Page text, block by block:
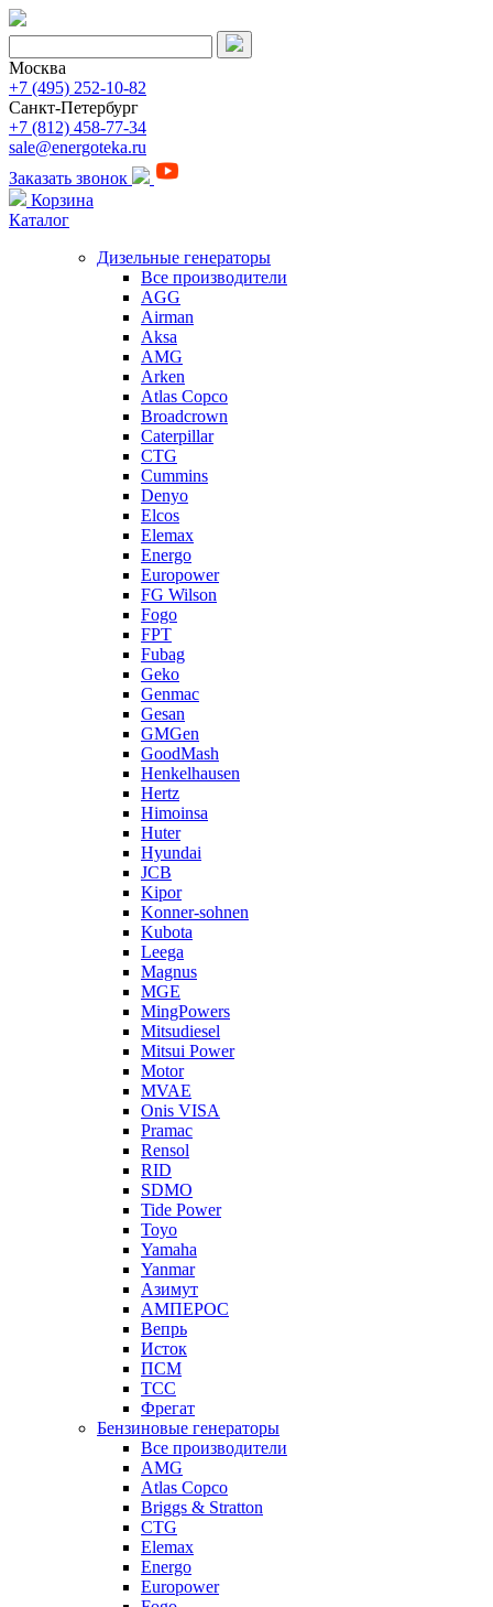
Москва
+7 (495) 252-10-82
Санкт-Петербург
+7 (812) 458-77-34
sale@energoteka.ru
Заказать звонок
Корзина
Каталог
Дизельные генераторы
Все производители
AGG
Airman
Aksa
AMG
Arken
Atlas Copco
Broadcrown
Caterpillar
CTG
Cummins
Denyo
Elcos
Elemax
Energo
Europower
FG Wilson
Fogo
FPT
Fubag
Geko
Genmac
Gesan
GMGen
GoodMash
Henkelhausen
Hertz
Himoinsa
Huter
Hyundai
JCB
Kipor
Konner-sohnen
Kubota
Leega
Magnus
MGE
MingPowers
Mitsudiesel
Mitsui Power
Motor
MVAE
Onis VISA
Pramac
Rensol
RID
SDMO
Tide Power
Toyo
Yamaha
Yanmar
Азимут
АМПЕРОС
Вепрь
Исток
ПСМ
ТСС
Фрегат
Бензиновые генераторы
Все производители
AMG
Atlas Copco
Briggs & Stratton
CTG
Elemax
Energo
Europower